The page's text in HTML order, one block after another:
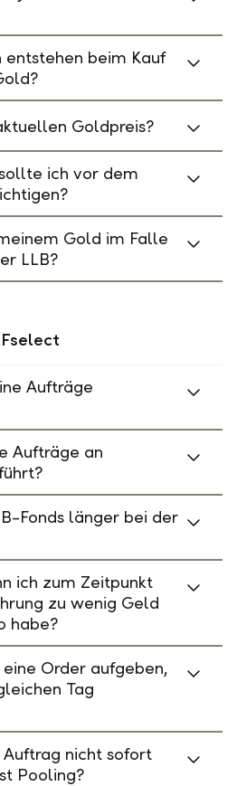
entstehen beim Kauf
Goldpreis?
ich vor dem
Gold im Falle
LLB?
Aufträge
Aufträge an
Fonds länger bei der
ich zum Zeitpunkt
zu wenig Geld
habe?
eine Order aufgeben,
Tag
nicht sofort
Pooling?